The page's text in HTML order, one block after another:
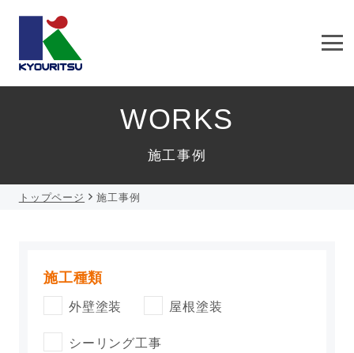
WORKS
施工事例
トップページ 施工事例
施工種類
外壁塗装
屋根塗装
シーリング工事